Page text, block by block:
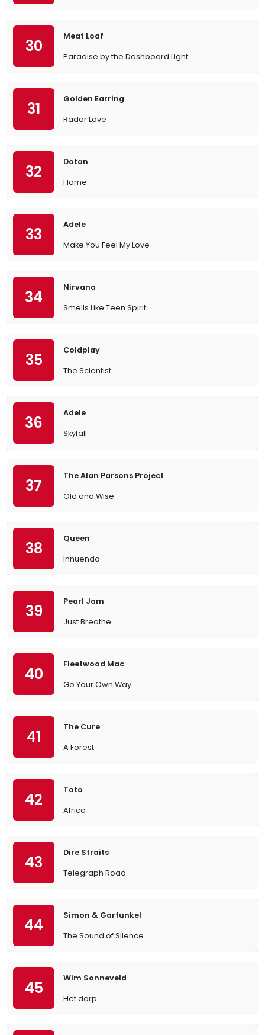
30
Meat Loaf
Paradise by the Dashboard Light
31
Golden Earring
Radar Love
32
Dotan
Home
33
Adele
Make You Feel My Love
34
Nirvana
Smells Like Teen Spirit
35
Coldplay
The Scientist
36
Adele
Skyfall
37
The Alan Parsons Project
Old and Wise
38
Queen
Innuendo
39
Pearl Jam
Just Breathe
40
Fleetwood Mac
Go Your Own Way
41
The Cure
A Forest
42
Toto
Africa
43
Dire Straits
Telegraph Road
44
Simon & Garfunkel
The Sound of Silence
45
Wim Sonneveld
Het dorp